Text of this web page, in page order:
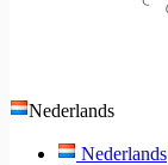
Nederlands
Nederlands